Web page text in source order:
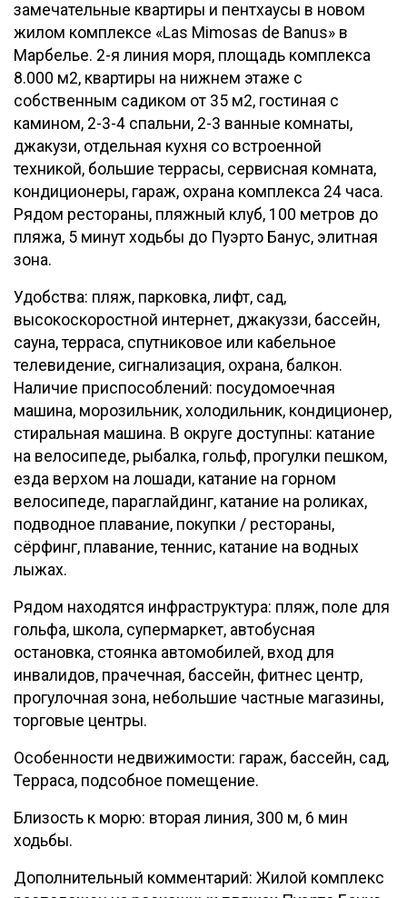
замечательные квартиры и пентхаусы в новом
жилом комплексе «Las Mimosas de Banus» в
Марбелье. 2-я линия моря, площадь комплекса
8.000 м2, квартиры на нижнем этаже с
собственным садиком от 35 м2, гостиная с
камином, 2-3-4 спальни, 2-3 ванные комнаты,
джакузи, отдельная кухня со встроенной
техникой, большие террасы, сервисная комната,
кондиционеры, гараж, охрана комплекса 24 часа.
Pядом рестораны, пляжный клуб, 100 метров до
пляжа, 5 минут ходьбы до Пуэрто Банус, элитная
зона.
Удобства: пляж, парковка, лифт, сад,
высокоскоростной интернет, джакуззи, бассейн,
сауна, терраса, спутниковое или кабельное
телевидение, сигнализация, охрана, балкон.
Наличие приспособлений: посудомоечная
машина, морозильник, холодильник, кондиционер,
стиральная машина. В округе доступны: катание
на велосипеде, рыбалка, гольф, прогулки пешком,
езда верхом на лошади, катание на горном
велосипеде, параглайдинг, катание на роликах,
подводное плавание, покупки / рестораны,
сёрфинг, плавание, теннис, катание на водных
лыжах.
Рядом находятся инфраструктура: пляж, поле для
гольфа, школа, супермаркет, автобусная
остановка, стоянка автомобилей, вход для
инвалидов, прачечная, бассейн, фитнес центр,
прогулочная зона, небольшие частные магазины,
торговые центры.
Особенности недвижимости: гараж, бассейн, сад,
Терраса, подсобное помещение.
Близость к морю: вторая линия, 300 м, 6 мин
ходьбы.
Дополнительный комментарий: Жилой комплекс